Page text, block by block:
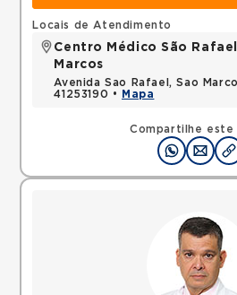
Compartilhe este
Locais de Atendimento
Centro Médico São
Marcos
Avenida Sao Rafael, Sao
41253190 •
Mapa